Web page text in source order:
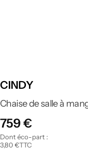
CINDY
Chaise de salle à
759 €
Dont éco-part :
3,80 €TTC